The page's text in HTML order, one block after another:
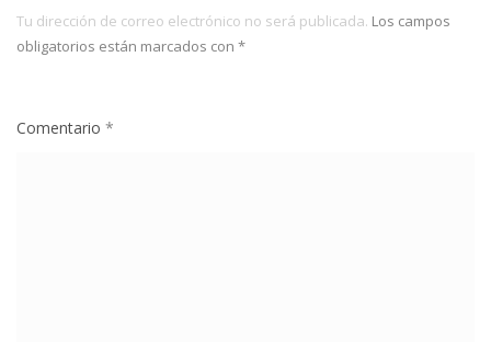
Tu dirección de correo electrónico no será publicada. Los campos
obligatorios están marcados con *
Comentario *